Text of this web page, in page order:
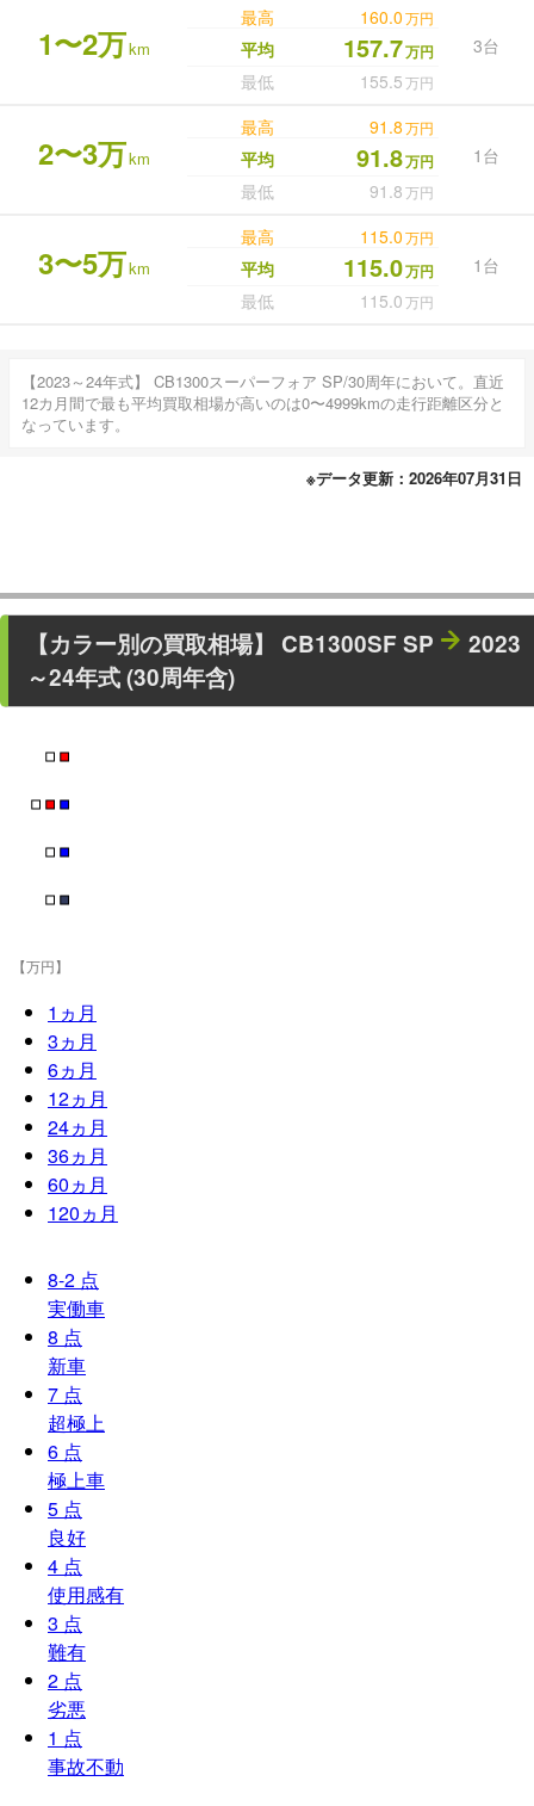
1〜2万km
最高 160.0万円
3台
平均 157.7万円
最低 155.5万円
2〜3万km
最高 91.8万円
1台
平均 91.8万円
最低 91.8万円
3〜5万km
最高 115.0万円
1台
平均 115.0万円
最低 115.0万円
【2023～24年式】 CB1300スーパーフォア SP/30周年において。直近
12カ月間で最も平均買取相場が高いのは0〜4999kmの走行距離区分と
なっています。
※データ更新：2026年07月31日
【カラー別の買取相場】 CB1300SF SP
2023
～24年式 (30周年含)
■ ■
■ ■ ■
■ ■
■ ■
【万円】
1 ヵ月
3ヵ月
6ヵ月
12ヵ月
24ヵ月
36ヵ月
60ヵ月
120ヵ月
8-2 点
実働車
8 点
新車
7 点
超極上
6 点
極上車
5 点
良好
4 点
使用感有
3 点
難有
2 点
劣悪
1 点
事故不動